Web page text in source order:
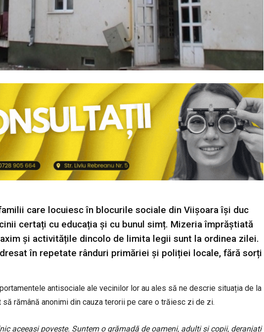
care locuiesc în blocurile sociale din Viișoara își duc
certați cu educația și cu bunul simț. Mizeria împrăștiată
și activitățile dincolo de limita legii sunt la ordinea zilei.
în repetate rânduri primăriei și poliției locale, fără sorți
antisociale ale vecinilor lor au ales să ne descrie situația de la
rămână anonimi din cauza terorii pe care o trăiesc zi de zi.
aceeași poveste. Suntem o grămadă de oameni, adulți și copii, deranjați